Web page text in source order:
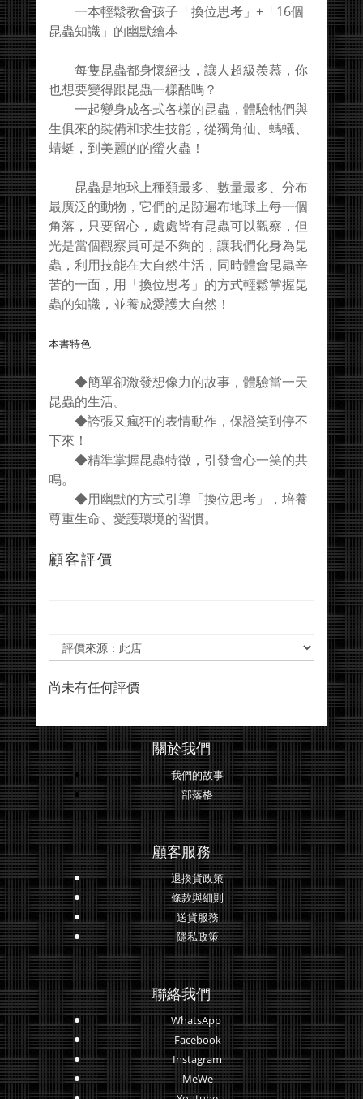
一本輕鬆教會孩子「換位思考」+「16個
昆蟲知識」的幽默繪本
每隻昆蟲都身懷絕技，讓人超級羨慕，你
也想要變得跟昆蟲一樣酷嗎？
一起變身成各式各樣的昆蟲，體驗牠們與
生俱來的裝備和求生技能，從獨角仙、螞蟻、
蜻蜓，到美麗的的螢火蟲！
昆蟲是地球上種類最多、數量最多、分布
最廣泛的動物，它們的足跡遍布地球上每一個
角落，只要留心，處處皆有昆蟲可以觀察，但
光是當個觀察員可是不夠的，讓我們化身為昆
蟲，利用技能在大自然生活，同時體會昆蟲辛
苦的一面，用「換位思考」的方式輕鬆掌握昆
蟲的知識，並養成愛護大自然！
本書特色
◆簡單卻激發想像力的故事，體驗當一天
昆蟲的生活。
◆誇張又瘋狂的表情動作，保證笑到停不
下來！
◆精準掌握昆蟲特徵，引發會心一笑的共
鳴。
◆用幽默的方式引導「換位思考」，培養
尊重生命、愛護環境的習慣。
顧客評價
尚未有任何評價
關於我們
我們的故事
部落格
顧客服務
退換貨政策
條款與細則
送貨服務
隱私政策
聯絡我們
WhatsApp
Facebook
Instagram
MeWe